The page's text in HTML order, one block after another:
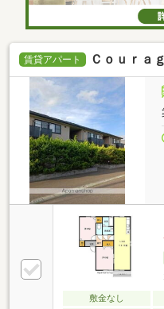
賃貸アパート Ｃｏｕｒａ
敷金なし